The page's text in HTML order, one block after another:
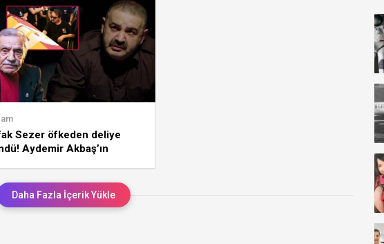
Sezer öfkeden deliye
Aydemir Akbaş’ın
Daha Fazla İçerik Yükle